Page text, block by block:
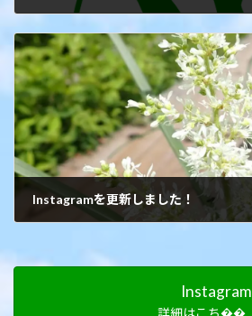
Instagramを更新しました！
Instagram
詳細はこち��